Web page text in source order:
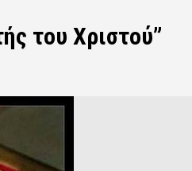
του Χριστού”